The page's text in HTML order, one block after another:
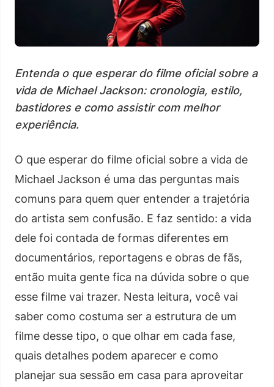
Entenda o que esperar do filme oficial sobre a
vida de Michael Jackson: cronologia, estilo,
bastidores e como assistir com melhor
experiência.
O que esperar do filme oficial sobre a vida de
Michael Jackson é uma das perguntas mais
comuns para quem quer entender a trajetória
do artista sem confusão. E faz sentido: a vida
dele foi contada de formas diferentes em
documentários, reportagens e obras de fãs,
então muita gente fica na dúvida sobre o que
esse filme vai trazer. Nesta leitura, você vai
saber como costuma ser a estrutura de um
filme desse tipo, o que olhar em cada fase,
quais detalhes podem aparecer e como
planejar sua sessão em casa para aproveitar